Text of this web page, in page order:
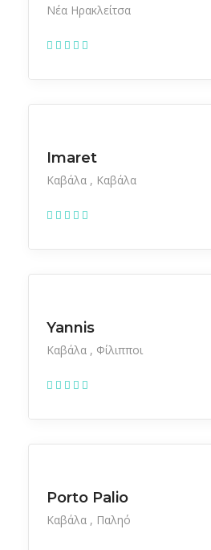
Νέα Ηρακλείτσα
Imaret
Καβάλα Καβάλα
Yannis
Καβάλα Φίλιπποι
Porto Palio
Καβάλα Παληό